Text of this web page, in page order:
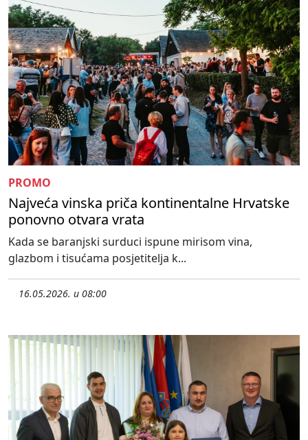
PROMO
Najveća vinska priča kontinentalne Hrvatske
ponovno otvara vrata
Kada se baranjski surduci ispune mirisom vina,
glazbom i tisućama posjetitelja k...
16.05.2026. u 08:00